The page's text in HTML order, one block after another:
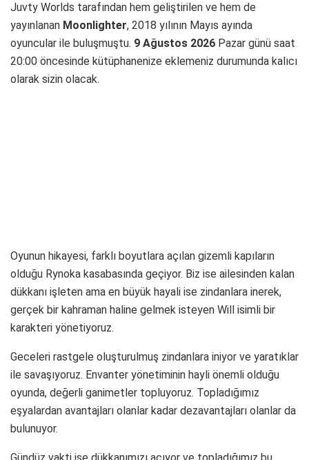
Juvty Worlds tarafından hem geliştirilen ve hem de
yayınlanan Moonlighter, 2018 yılının Mayıs ayında
oyuncular ile buluşmuştu. 9 Ağustos 2026 Pazar günü saat
20:00 öncesinde kütüphanenize eklemeniz durumunda kalıcı
olarak sizin olacak.
Oyunun hikayesi, farklı boyutlara açılan gizemli kapıların
olduğu Rynoka kasabasında geçiyor. Biz ise ailesinden kalan
dükkanı işleten ama en büyük hayali ise zindanlara inerek,
gerçek bir kahraman haline gelmek isteyen Will isimli bir
karakteri yönetiyoruz.
Geceleri rastgele oluşturulmuş zindanlara iniyor ve yaratıklar
ile savaşıyoruz. Envanter yönetiminin hayli önemli olduğu
oyunda, değerli ganimetler topluyoruz. Topladığımız
eşyalardan avantajları olanlar kadar dezavantajları olanlar da
bulunuyor.